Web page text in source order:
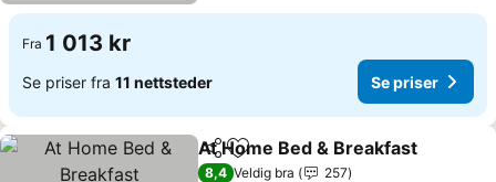
Fra 1 013 kr
Se priser fra 11 nettsteder Se priser
Del Legg til i favoritter
At Home Bed & Breakfast
8,4 Veldig bra
257